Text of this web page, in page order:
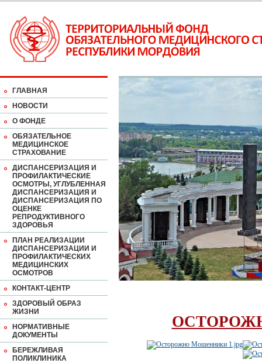
ГЛАВНАЯ
НОВОСТИ
О ФОНДЕ
ОБЯЗАТЕЛЬНОЕ
МЕДИЦИНСКОЕ
СТРАХОВАНИЕ
ДИСПАНСЕРИЗАЦИЯ И
ПРОФИЛАКТИЧЕСКИЕ
ОСМОТРЫ, УГЛУБЛЕННАЯ
ДИСПАНСЕРИЗАЦИЯ И
ДИСПАНСЕРИЗАЦИЯ ПО
ОЦЕНКЕ
РЕПРОДУКТИВНОГО
ЗДОРОВЬЯ
ПЛАН РЕАЛИЗАЦИИ
ДИСПАНСЕРИЗАЦИИ И
ПРОФИЛАКТИЧЕСКИХ
МЕДИЦИНСКИХ
ОСМОТРОВ
КОНТАКТ-ЦЕНТР
ЗДОРОВЫЙ ОБРАЗ
ЖИЗНИ
НОРМАТИВНЫЕ
ДОКУМЕНТЫ
БЕРЕЖЛИВАЯ
ПОЛИКЛИНИКА